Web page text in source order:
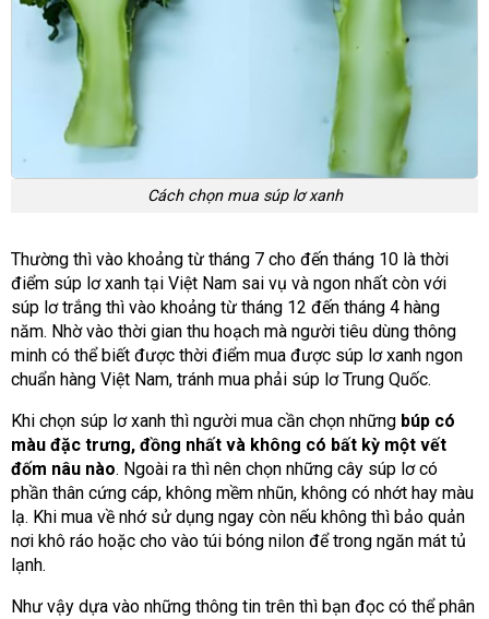
Cách chọn mua súp lơ xanh
Thường thì vào khoảng từ tháng 7 cho đến tháng 10 là thời
điểm súp lơ xanh tại Việt Nam sai vụ và ngon nhất còn với
súp lơ trắng thì vào khoảng từ tháng 12 đến tháng 4 hàng
năm. Nhờ vào thời gian thu hoạch mà người tiêu dùng thông
minh có thể biết được thời điểm mua được súp lơ xanh ngon
chuẩn hàng Việt Nam, tránh mua phải súp lơ Trung Quốc.
Khi chọn súp lơ xanh thì người mua cần chọn những búp có
màu đặc trưng, đồng nhất và không có bất kỳ một vết
đốm nâu nào. Ngoài ra thì nên chọn những cây súp lơ có
phần thân cứng cáp, không mềm nhũn, không có nhớt hay màu
lạ. Khi mua về nhớ sử dụng ngay còn nếu không thì bảo quản
nơi khô ráo hoặc cho vào túi bóng nilon để trong ngăn mát tủ
lạnh.
Như vậy dựa vào những thông tin trên thì bạn đọc có thể phân